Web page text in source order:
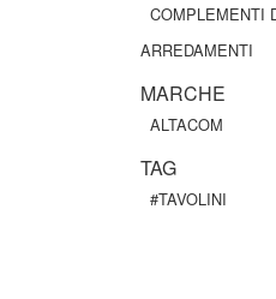
COMPLEMENTI
ARREDAMENTI
MARCHE
ALTACOM
TAG
#TAVOLINI